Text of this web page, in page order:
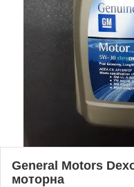
General Motors
моторна